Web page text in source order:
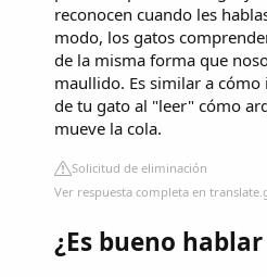
reconocen cuando les
modo, los gatos
de la misma forma que
maullido. Es similar a
de tu gato al "leer" cómo
mueve la cola.
Solicitud de eliminación
Ver respuesta completa en
¿Es bueno